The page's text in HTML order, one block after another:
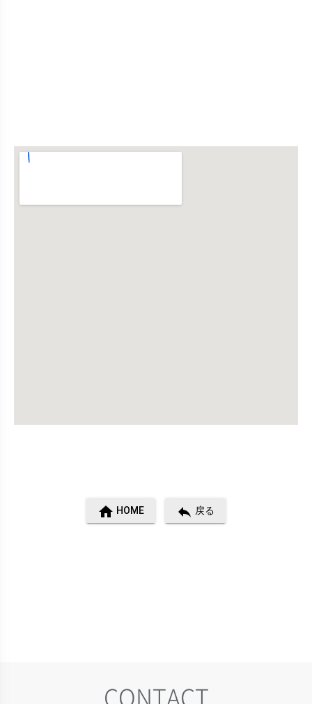
home HOME reply 戻る